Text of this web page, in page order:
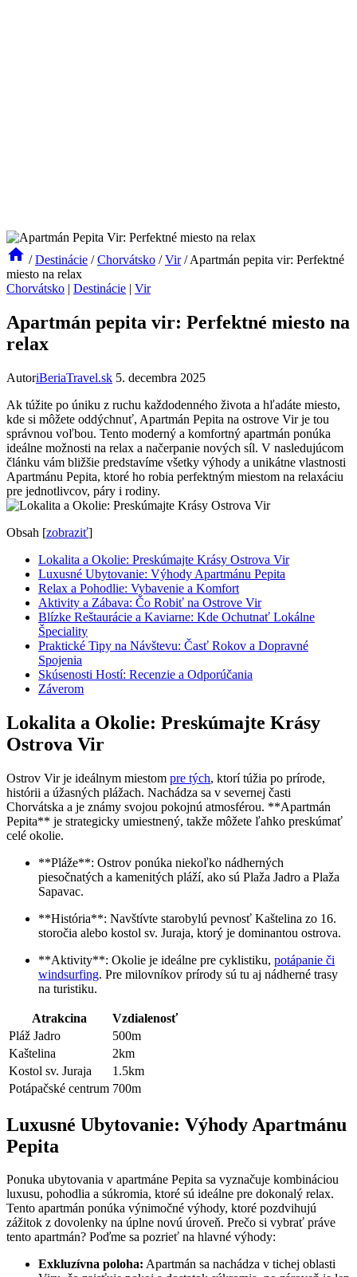
/ Destinácie / Chorvátsko / Vir / Apartmán pepita vir: Perfektné
miesto na relax
Chorvátsko | Destinácie | Vir
Apartmán pepita vir: Perfektné miesto na
relax
AutoriBeriaTravel.sk 5. decembra 2025
Ak túžite po úniku z ruchu každodenného života a hľadáte miesto,
kde si môžete oddýchnuť, Apartmán Pepita na ostrove Vir je tou
správnou voľbou. Tento moderný a komfortný apartmán ponúka
ideálne možnosti na relax a načerpanie nových síl. V nasledujúcom
článku vám bližšie predstavíme všetky výhody a unikátne vlastnosti
Apartmánu Pepita, ktoré ho robia perfektným miestom na relaxáciu
pre jednotlivcov, páry i rodiny.
Obsah [zobraziť]
Lokalita a Okolie: Preskúmajte Krásy Ostrova Vir
Luxusné Ubytovanie: Výhody Apartmánu Pepita
Relax a Pohodlie: Vybavenie a Komfort
Aktivity a Zábava: Čo Robiť na Ostrove Vir
Blízke Reštaurácie a Kaviarne: Kde Ochutnať Lokálne
Špeciality
Praktické Tipy na Návštevu: Časť Rokov a Dopravné
Spojenia
Skúsenosti Hostí: Recenzie a Odporúčania
Záverom
Lokalita a Okolie: Preskúmajte Krásy
Ostrova Vir
Ostrov Vir je ideálnym miestom pre tých, ktorí túžia po prírode,
histórii a úžasných plážach. Nachádza sa v severnej časti
Chorvátska a je známy svojou pokojnú atmosférou. **Apartmán
Pepita** je strategicky umiestnený, takže môžete ľahko preskúmať
celé okolie.
**Pláže**: Ostrov ponúka niekoľko nádherných
piesočnatých a kamenitých pláží, ako sú Plaža Jadro a Plaža
Sapavac.
**História**: Navštívte starobylú pevnosť Kaštelina zo 16.
storočia alebo kostol sv. Juraja, ktorý je dominantou ostrova.
**Aktivity**: Okolie je ideálne pre cyklistiku, potápanie či
windsurfing. Pre milovníkov prírody sú tu aj nádherné trasy
na turistiku.
Atrakcina
Vzdialenosť
Pláž Jadro
500m
Kaštelina
2km
Kostol sv. Juraja
1.5km
Potápačské centrum 700m
Luxusné Ubytovanie: Výhody Apartmánu
Pepita
Ponuka ubytovania v apartmáne Pepita sa vyznačuje kombináciou
luxusu, pohodlia a súkromia, ktoré sú ideálne pre dokonalý relax.
Tento apartmán ponúka výnimočné výhody, ktoré pozdvihujú
zážitok z dovolenky na úplne novú úroveň. Prečo si vybrať práve
tento apartmán? Poďme sa pozrieť na hlavné výhody:
Exkluzívna poloha: Apartmán sa nachádza v tichej oblasti